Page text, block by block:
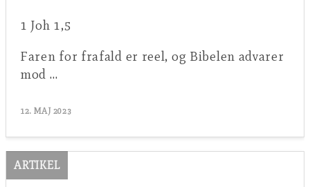
1 Joh 1,5
Faren for frafald er reel, og Bibelen advarer
mod …
12. MAJ 2023
ARTIKEL